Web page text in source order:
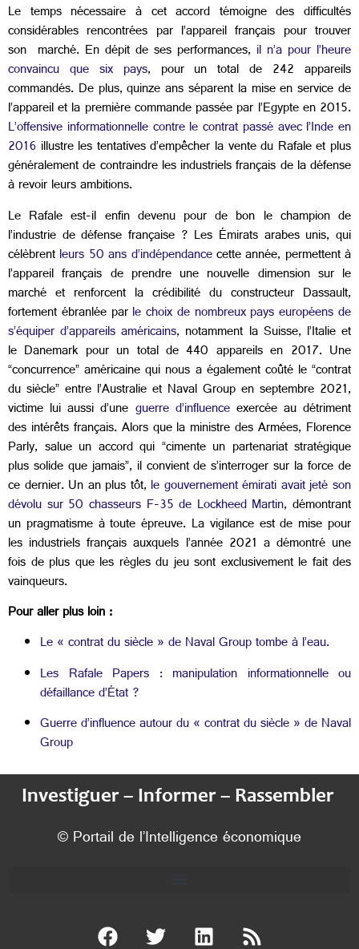
Le temps nécessaire à cet accord témoigne des difficultés
considérables rencontrées par l’appareil français pour trouver
son marché. En dépit de ses performances, il n’a pour l’heure
convaincu que six pays, pour un total de 242 appareils
commandés. De plus, quinze ans séparent la mise en service de
l’appareil et la première commande passée par l’Egypte en 2015.
L’offensive informationnelle contre le contrat passé avec l’Inde en
2016 illustre les tentatives d’empêcher la vente du Rafale et plus
généralement de contraindre les industriels français de la défense
à revoir leurs ambitions.
Le Rafale est-il enfin devenu pour de bon le champion de
l’industrie de défense française ? Les Émirats arabes unis, qui
célèbrentleurs 50 ans d’indépendancecette année, permettent à
l’appareil français de prendre une nouvelle dimension sur le
marché et renforcent la crédibilité du constructeur Dassault,
fortement ébranlée parle choix de nombreux pays européens de
s’équiper d’appareils américains, notamment la Suisse, l’Italie et
le Danemark pour un total de 440 appareils en 2017. Une
“concurrence” américaine qui nous a également coûté le “contrat
du siècle” entre l’Australie et Naval Group en septembre 2021,
victime lui aussi d’une guerre d’influenceexercée au détriment
des intérêts français. Alors que la ministre des Armées, Florence
Parly, salue un accord qui “cimente un partenariat stratégique
plus solide que jamais”, il convient de s’interroger sur la force de
ce dernier. Un an plus tôt,le gouvernement émirati avait jeté son
dévolu sur 50 chasseurs F-35 de Lockheed Martin, démontrant
un pragmatisme à toute épreuve. La vigilance est de mise pour
les industriels français auxquels l’année 2021 a démontré une
fois de plus que les règles du jeu sont exclusivement le fait des
vainqueurs.
Pour aller plus loin :
Le « contrat du siècle » de Naval Group tombe à l’eau.
Les Rafale Papers : manipulation informationnelle ou
défaillance d’État ?
Guerre d’influence autour du « contrat du siècle » de Naval
Group
Investiguer – Informer – Rassembler
© Portail de l’Intelligence économique